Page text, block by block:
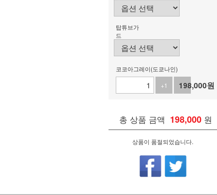
탑튜브가
드
코코아그레이(도쿄나인)
+1
-1
198,000원
총 상품 금액 198,000 원
상품이 품절되었습니다.